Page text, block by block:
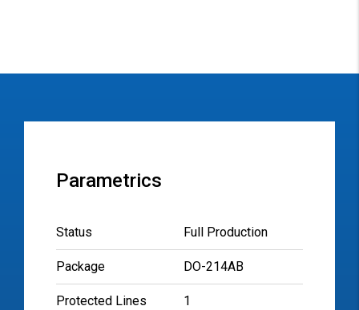
Parametrics
Status Full Production
Package DO-214AB
Protected Lines 1